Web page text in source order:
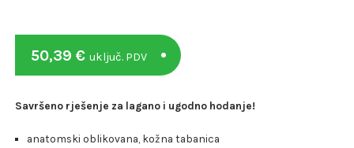
50,39 € uključ. PDV
Savršeno rješenje za lagano i ugodno hodanje!
anatomski oblikovana, kožna tabanica